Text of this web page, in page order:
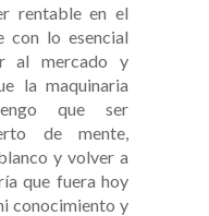
rentable en el
con lo esencial
al mercado y
la maquinaria
que ser
de mente,
y volver a
que fuera hoy
conocimiento y